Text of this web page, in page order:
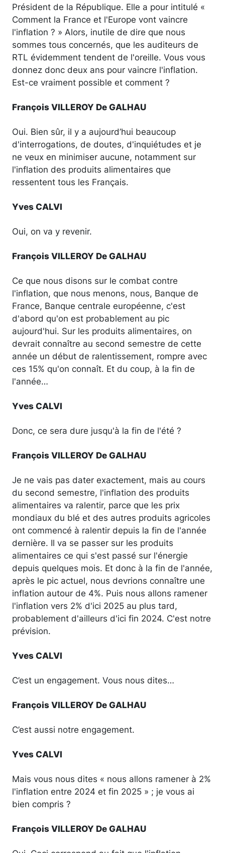
Président de la République. Elle a pour intitulé «
Comment la France et l'Europe vont vaincre
l'inflation ? » Alors, inutile de dire que nous
sommes tous concernés, que les auditeurs de
RTL évidemment tendent de l'oreille. Vous vous
donnez donc deux ans pour vaincre l'inflation.
Est-ce vraiment possible et comment ?
François VILLEROY De GALHAU
Oui. Bien sûr, il y a aujourd’hui beaucoup
d'interrogations, de doutes, d'inquiétudes et je
ne veux en minimiser aucune, notamment sur
l'inflation des produits alimentaires que
ressentent tous les Français.
Yves CALVI
Oui, on va y revenir.
François VILLEROY De GALHAU
Ce que nous disons sur le combat contre
l'inflation, que nous menons, nous, Banque de
France, Banque centrale européenne, c'est
d'abord qu'on est probablement au pic
aujourd'hui. Sur les produits alimentaires, on
devrait connaître au second semestre de cette
année un début de ralentissement, rompre avec
ces 15% qu'on connaît. Et du coup, à la fin de
l'année…
Yves CALVI
Donc, ce sera dure jusqu'à la fin de l'été ?
François VILLEROY De GALHAU
Je ne vais pas dater exactement, mais au cours
du second semestre, l'inflation des produits
alimentaires va ralentir, parce que les prix
mondiaux du blé et des autres produits agricoles
ont commencé à ralentir depuis la fin de l'année
dernière. Il va se passer sur les produits
alimentaires ce qui s'est passé sur l'énergie
depuis quelques mois. Et donc à la fin de l'année,
après le pic actuel, nous devrions connaître une
inflation autour de 4%. Puis nous allons ramener
l'inflation vers 2% d'ici 2025 au plus tard,
probablement d'ailleurs d'ici fin 2024. C'est notre
prévision.
Yves CALVI
C’est un engagement. Vous nous dites…
François VILLEROY De GALHAU
C’est aussi notre engagement.
Yves CALVI
Mais vous nous dites « nous allons ramener à 2%
l'inflation entre 2024 et fin 2025 » ; je vous ai
bien compris ?
François VILLEROY De GALHAU